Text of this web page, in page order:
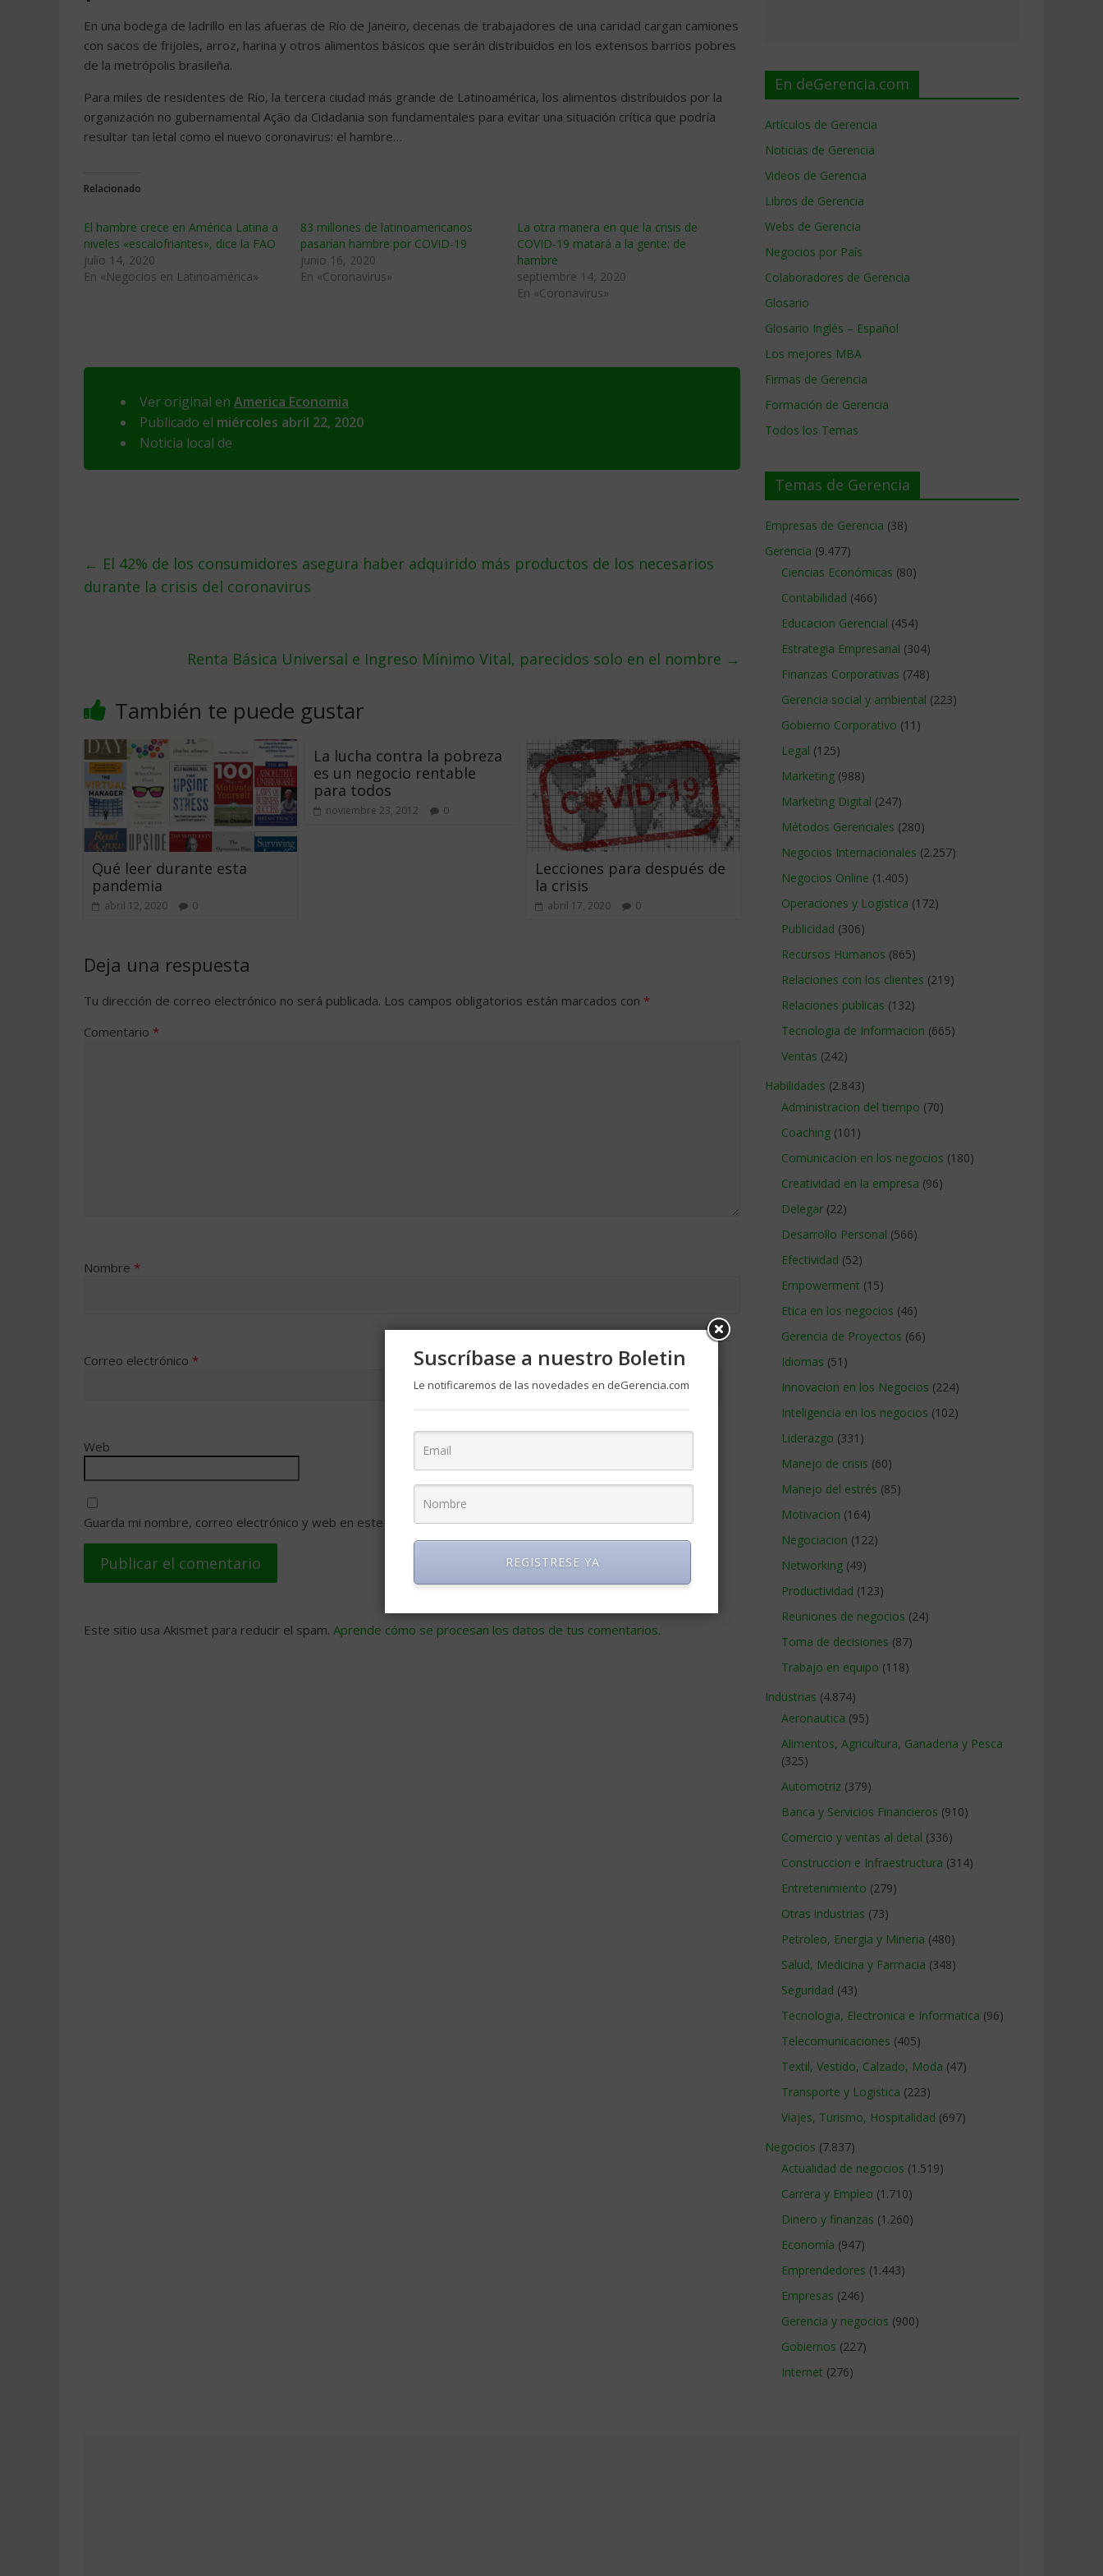
En una bodega de ladrillo en las afueras de Río de Janeiro, decenas de trabajadores de una caridad cargan camiones
con sacos de frijoles, arroz, harina y otros alimentos básicos que serán distribuidos en los extensos barrios pobres
de la metrópolis brasileña.
Para miles de residentes de Río, la tercera ciudad más grande de Latinoamérica, los alimentos distribuidos por la
organización no gubernamental Ação da Cidadania son fundamentales para evitar una situación crítica que podría
resultar tan letal como el nuevo coronavirus: el hambre…
Relacionado
El hambre crece en América Latina a
niveles «escalofriantes», dice la FAO
julio 14, 2020
En «Negocios en Latinoamérica»
83 millones de latinoamericanos
pasarían hambre por COVID-19
junio 16, 2020
En «Coronavirus»
La otra manera en que la crisis de
COVID-19 matará a la gente: de
hambre
septiembre 14, 2020
En «Coronavirus»
Ver original en America Economia
Publicado el miércoles abril 22, 2020
Noticia local de
← El 42% de los consumidores asegura haber adquirido más productos de los necesarios
durante la crisis del coronavirus
Renta Básica Universal e Ingreso Mínimo Vital, parecidos solo en el nombre →
También te puede gustar
Qué leer durante esta
pandemia
abril 12, 2020 0
La lucha contra la pobreza
es un negocio rentable
para todos
noviembre 23, 2012 0
Lecciones para después de
la crisis
abril 17, 2020 0
Deja una respuesta
Tu dirección de correo electrónico no será publicada. Los campos obligatorios están marcados con *
Comentario *
Nombre *
Correo electrónico *
Web
Guarda mi nombre, correo electrónico y web en este navegador para la próxima vez que comente.
Este sitio usa Akismet para reducir el spam. Aprende cómo se procesan los datos de tus comentarios.
En deGerencia.com
Artículos de Gerencia
Noticias de Gerencia
Videos de Gerencia
Libros de Gerencia
Webs de Gerencia
Negocios por País
Colaboradores de Gerencia
Glosario
Glosario Inglés – Español
Los mejores MBA
Firmas de Gerencia
Formación de Gerencia
Todos los Temas
Temas de Gerencia
Empresas de Gerencia (38)
Gerencia (9.477)
Ciencias Económicas (80)
Contabilidad (466)
Educacion Gerencial (454)
Estrategia Empresarial (304)
Finanzas Corporativas (748)
Gerencia social y ambiental (223)
Gobierno Corporativo (11)
Legal (125)
Marketing (988)
Marketing Digital (247)
Métodos Gerenciales (280)
Negocios Internacionales (2.257)
Negocios Online (1.405)
Operaciones y Logística (172)
Publicidad (306)
Recursos Humanos (865)
Relaciones con los clientes (219)
Relaciones publicas (132)
Tecnologia de Informacion (665)
Ventas (242)
Habilidades (2.843)
Administracion del tiempo (70)
Coaching (101)
Comunicacion en los negocios (180)
Creatividad en la empresa (96)
Delegar (22)
Desarrollo Personal (566)
Efectividad (52)
Empowerment (15)
Etica en los negocios (46)
Gerencia de Proyectos (66)
Idiomas (51)
Innovacion en los Negocios (224)
Inteligencia en los negocios (102)
Liderazgo (331)
Manejo de crisis (60)
Manejo del estrés (85)
Motivacion (164)
Negociacion (122)
Networking (49)
Productividad (123)
Reuniones de negocios (24)
Toma de decisiones (87)
Trabajo en equipo (118)
Industrias (4.874)
Aeronautica (95)
Alimentos, Agricultura, Ganaderia y Pesca
(325)
Automotriz (379)
Banca y Servicios Financieros (910)
Comercio y ventas al detal (336)
Construccion e Infraestructura (314)
Entretenimiento (279)
Otras industrias (73)
Petroleo, Energia y Mineria (480)
Salud, Medicina y Farmacia (348)
Seguridad (43)
Tecnologia, Electronica e Informatica (96)
Telecomunicaciones (405)
Textil, Vestido, Calzado, Moda (47)
Transporte y Logistica (223)
Viajes, Turismo, Hospitalidad (697)
Negocios (7.837)
Actualidad de negocios (1.519)
Carrera y Empleo (1.710)
Dinero y finanzas (1.260)
Economía (947)
Emprendedores (1.443)
Empresas (246)
Gerencia y negocios (900)
Gobiernos (227)
Internet (276)
Suscríbase a nuestro Boletin
Le notificaremos de las novedades en deGerencia.com
REGISTRESE YA